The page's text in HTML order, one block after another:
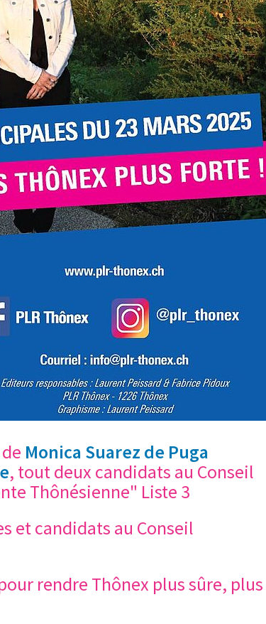
Monica Suarez de Puga
, tout deux candidats au Conseil
Thônésienne" Liste 3
et candidats au Conseil
rendre Thônex plus sûre, plus